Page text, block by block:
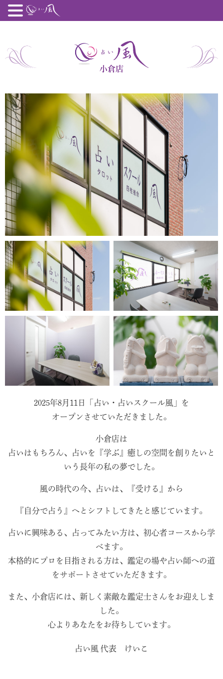
2025年8月11日「占い・占いスクール風」を
オープンさせていただきました。
小倉店は
占いはもちろん、占いを『学ぶ』癒しの空間を創りたいと
いう長年の私の夢でした。
風の時代の今、占いは、『受ける』から
『自分で占う』へとシフトしてきたと感じています。
占いに興味ある、占ってみたい方は、初心者コースから学
べます。
本格的にプロを目指される方は、鑑定の場や占い師への道
をサポートさせていただきます。
また、小倉店には、新しく素敵な鑑定士さんをお迎えしま
した。
心よりあなたをお待ちしています。
占い風 代表 けいこ